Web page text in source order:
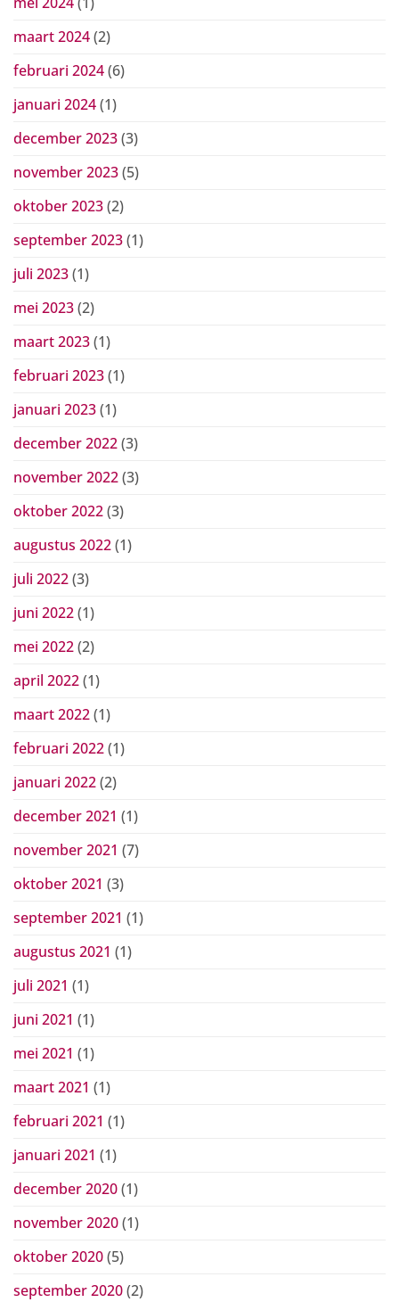
maart 2024(2)
februari 2024(6)
januari 2024(1)
december 2023(3)
november 2023(5)
oktober 2023(2)
september 2023(1)
juli 2023(1)
mei 2023(2)
maart 2023(1)
februari 2023(1)
januari 2023(1)
december 2022(3)
november 2022(3)
oktober 2022(3)
augustus 2022(1)
juli 2022(3)
juni 2022(1)
mei 2022(2)
april 2022(1)
maart 2022(1)
februari 2022(1)
januari 2022(2)
december 2021 (1)
november 2021 (7)
oktober 2021 (3)
september 2021 (1)
augustus 2021 (1)
juli 2021 (1)
juni 2021 (1)
mei 2021 (1)
maart 2021 (1)
februari 2021 (1)
januari 2021 (1)
december 2020(1)
november 2020(1)
oktober 2020(5)
september 2020(2)